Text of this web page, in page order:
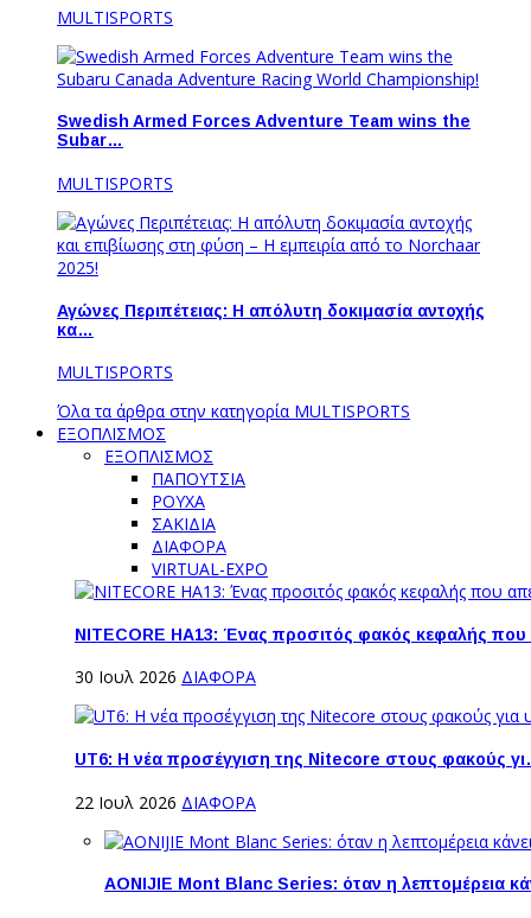
MULTISPORTS
Swedish Armed Forces Adventure Team wins the
Subar…
MULTISPORTS
Αγώνες Περιπέτειας: Η απόλυτη δοκιμασία αντοχής
κα…
MULTISPORTS
Όλα τα άρθρα στην κατηγορία MULTISPORTS
ΕΞΟΠΛΙΣΜΟΣ
ΕΞΟΠΛΙΣΜΟΣ
ΠΑΠΟΥΤΣΙΑ
ΡΟΥΧΑ
ΣΑΚΙΔΙΑ
ΔΙΑΦΟΡΑ
VIRTUAL-EXPO
NITECORE HA13: Ένας προσιτός φακός κεφαλής
30 Ιουλ 2026 ΔΙΑΦΟΡΑ
UT6: H νέα προσέγγιση της Nitecore στους φακούς
22 Ιουλ 2026 ΔΙΑΦΟΡΑ
AONIJIE Mont Blanc Series: όταν η λεπτομέρεια